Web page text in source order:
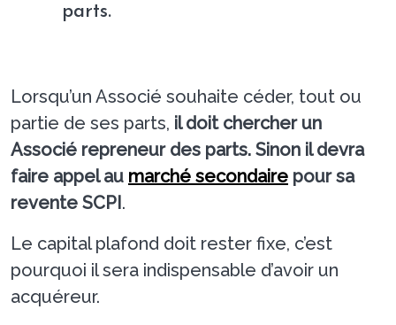
parts.
Lorsqu’un Associé souhaite céder, tout ou
partie de ses parts, il doit chercher un
Associé repreneur des parts. Sinon il devra
faire appel au marché secondaire pour sa
revente SCPI.
Le capital plafond doit rester fixe, c’est
pourquoi il sera indispensable d’avoir un
acquéreur.